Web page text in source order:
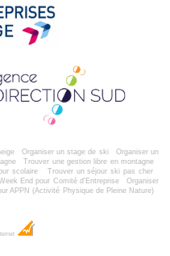
Organiser un stage de ski
Organiser un
Trouver une gestion libre en montagne
scolaire
Trouver un séjour ski pas cher
End pour Comité d'Entreprise
Organiser
APPN (Activité Physique de Pleine Nature)